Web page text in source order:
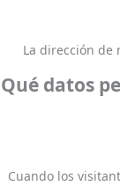
La dirección de
Qué datos
Cuando los